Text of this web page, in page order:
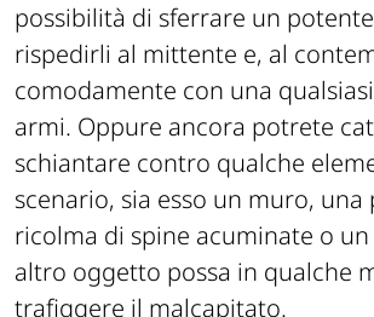
possibilità di sferrare un
rispedirli al mittente e, al
comodamente con una
armi. Oppure ancora potrete
schiantare contro qualche
scenario, sia esso un muro, una
ricolma di spine acuminate o un
altro oggetto possa in qualche
trafiggere il malcapitato.